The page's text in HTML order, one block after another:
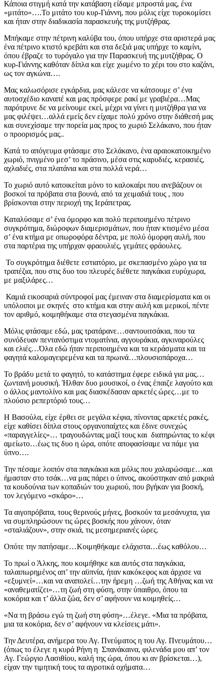
Κάποια στιγμή κατά την κατάβαση είδαμε μπροστά μας, ένα
«μιτάτο»….Το μιτάτο του κυρ-Γιάννη, που μόλις είχε τυροκομίσει
και ήταν στην διαδικασία παρασκευής της μυτζήθρας.
Μπήκαμε στην πέτρινη καλύβα του, όπου υπήρχε στα αριστερά μας
ένα πέτρινο κτιστό κρεβάτι και στα δεξιά μας υπήρχε το καμίνι,
όπου έβραζε το τυρόγαλο για την Παρασκευή της μυτζήθρας. Ο
κυρ-Γιάννης καθόταν δίπλα και είχε χωμένο το χέρι του στο καζάνι,
ως τον αγκώνα….
Μας καλωσόρισε εγκάρδια, μας κάλεσε να κάτσουμε σ’ ένα
αυτοσχέδιο καναπέ και μας πρόσφερε ρακί με γραβιέρα…Μας
παρότρυνε δε να μείνουμε εκεί, μέχρι να γίνει η μυτζήθρα για να
μας φιλέψει…αλλά εμείς δεν είχαμε πολύ χρόνο στην διάθεσή μας
και συνεχίσαμε την πορεία μας προς το χωριό Σελάκανο, που ήταν
ο προορισμός μας..
Κατά το απόγευμα φτάσαμε στο Σελάκανο, ένα αραιοκατοικημένο
χωριό, πνιγμένο μεσ’ το πράσινο, μέσα στις καρυδιές, κερασιές,
αχλαδιές, στα πλατάνια και στα πολλά νερά…
Το χωριό αυτό κατοικείται μόνο το καλοκαίρι που ανεβάζουν οι
βοσκοί τα πρόβατα στα βουνά, από τα χειμαδιά τους , που
βρίσκονται στην περιοχή της Ιεράπετρας.
Καταλύσαμε σ’ ένα όμορφο και πολύ περιποιημένο πέτρινο
συγκρότημα, διώροφων διαμερισμάτων, που ήταν κτισμένο μέσα
σ’ ένα κτήμα με οπωροφόρα δέντρα, με πολύ όμορφη αυλή, που
στα παρτέρια της υπήρχαν φραουλιές, γεμάτες φράουλες.
Το συγκρότημα διέθετε εστιατόριο, με σκεπασμένο χώρο για τα
τραπέζια, που στις δυο του πλευρές διέθετε παγκάκια ευρύχωρα,
με μαξιλάρες…
Καμιά εικοσαριά σύντροφοί μας έμειναν στα διαμερίσματα και οι
υπόλοιποι με σκηνές στο κτήμα και στην αυλή και μερικοί, πέντε
τον αριθμό, κοιμηθήκαμε στα στεγασμένα παγκάκια.
Μόλις φτάσαμε εδώ, μας τρατάρανε…σαντουιτσάκια, που τα
συνόδευαν πεντανόστιμα ντοματίνια, αγγουράκια, αγκιναρούλες
και ελιές…Όλα εδώ ήταν περιποιημένα και τα κεράσματα και τα
φαγητά καλομαγειρεμένα και τα πρωινά…πλουσιοπάροχα…
Το βράδυ μετά το φαγητό, το κατάστημα έφερε ειδικά για μας…
ζωντανή μουσική. Ήλθαν δυο μουσικοί, ο ένας έπαιζε λαγούτο και
ο άλλος μαντολίνο και μας διασκέδασαν αρκετές ώρες…με το
πλούσιο ρεπερτόριό τους…
Η Βασούλα, είχε έρθει σε μεγάλα κέφια, πίνοντας αρκετές ρακές,
είχε καθίσει δίπλα στους οργανοπαίχτες και έδινε συνεχώς
«παραγγελίες»… τραγουδώντας μαζί τους και διατηρώντας το κέφι
αμείωτο…έως τις δυο η ώρα, οπότε αποφασίσαμε να πάμε για
ύπνο….
Την πέσαμε λοιπόν στα παγκάκια και μόλις που χαλαρώσαμε…και
ήμασταν στο τσάκ…να μας πάρει ο ύπνος, ακούστηκαν από μακριά
τα κουδούνια των κοπαδιών του χωριού, που βγήκαν για βοσκή,
τον λεγόμενο «σκάρο»…
Τα αιγοπρόβατα, τους θερινούς μήνες, βοσκούν τα μεσάνυχτα, για
να συμπληρώσουν τις ώρες βοσκής που χάνουν, όταν
«σταλιάζουν», στην σκιά, τις μεσημεριανές ώρες.
Οπότε την πατήσαμε…Κοιμηθήκαμε ελάχιστα…έως καθόλου…
Το πρωί ο Άλκης, που κοιμήθηκε και αυτός στα παγκάκια,
ταλαιπωρημένος απ’ την αϋπνία, ήταν κακόκεφος και άρχισε να
«εξυμνεί»…και να αναπολεί…την ήρεμη …ζωή της Αθήνας και να
«αναθεματίζει»…τη ζωή στη φύση, στην ύπαιθρο, όπου τα
κοκόρια και τ’ άλλα ζώα, δεν σ’ αφήνουν να κοιμηθείς…
«Να τη βράσω εγώ τη ζωή στη φύση»…έλεγε. «Μια τα πρόβατα,
μια τα κοκόρια, δεν σ’ αφήνουν να κλείσεις μάτι».
Την Δευτέρα, ανήμερα του Αγ. Πνεύματος η του Αγ. Πνευμάτου…
(όπως το έλεγε η κυρά Ρήνη η Σπανάκαινα, φιλενάδα μου απ’ τον
Αγ. Γεώργιο Λασιθίου, καλή της ώρα, όπου κι αν βρίσκεται…),
είχαν την τιμητική τους τα αγροτικά οχήματα…